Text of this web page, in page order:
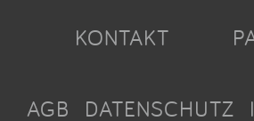
KONTAKT
AGB DATENSCHUTZ